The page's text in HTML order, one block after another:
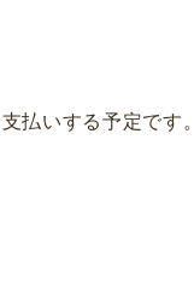
払いする予定です。